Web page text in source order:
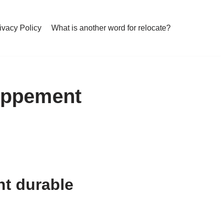
Policy What is another word for relocate?
durable